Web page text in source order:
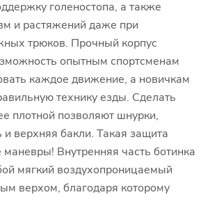
голеностопа, а также
и растяжений даже при
трюков. Прочный корпус
опытным спортсменам
каждое движение, а новичкам
технику езды. Сделать
плотной позволяют шнурки,
верхняя бакли. Такая защита
Внутренняя часть ботинка
мягкий воздухопроницаемый
верхом, благодаря которому